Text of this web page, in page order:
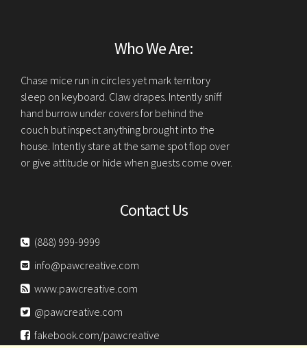
Who We Are:
Chase mice run in circles yet mark territory
sleep on keyboard. Claw drapes. Intently sniff
hand burrow under covers for behind the
couch but inspect anything brought into the
house. Intently stare at the same spot flop over
or give attitude or hide when guests come over.
Contact Us
(888) 999-9999
info@pawcreative.com
www.pawcreative.com
@pawcreative.com
fakebook.com/pawcreative